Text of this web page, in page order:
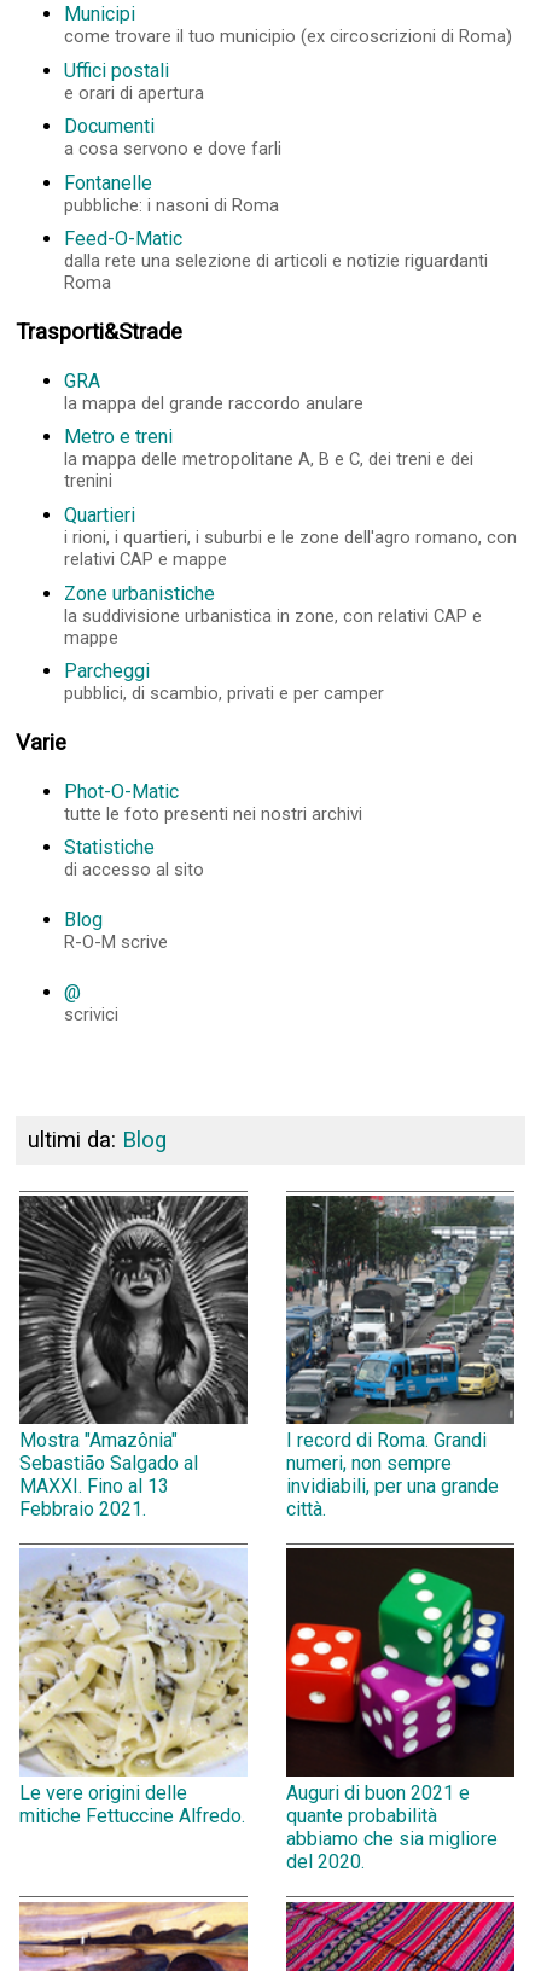
Municipi
come trovare il tuo municipio (ex circoscrizioni di Roma)
Uffici postali
e orari di apertura
Documenti
a cosa servono e dove farli
Fontanelle
pubbliche: i nasoni di Roma
Feed-O-Matic
dalla rete una selezione di articoli e notizie riguardanti
Roma
Trasporti&Strade
GRA
la mappa del grande raccordo anulare
Metro e treni
la mappa delle metropolitane A, B e C, dei treni e dei
trenini
Quartieri
i rioni, i quartieri, i suburbi e le zone dell'agro romano, con
relativi CAP e mappe
Zone urbanistiche
la suddivisione urbanistica in zone, con relativi CAP e
mappe
Parcheggi
pubblici, di scambio, privati e per camper
Varie
Phot-O-Matic
tutte le foto presenti nei nostri archivi
Statistiche
di accesso al sito
Blog
R-O-M scrive
@
scrivici
ultimi da: Blog
Mostra "Amazônia"
Sebastião Salgado al
MAXXI. Fino al 13
Febbraio 2021.
I record di Roma. Grandi
numeri, non sempre
invidiabili, per una grande
città.
Le vere origini delle
mitiche Fettuccine Alfredo.
Auguri di buon 2021 e
quante probabilità
abbiamo che sia migliore
del 2020.